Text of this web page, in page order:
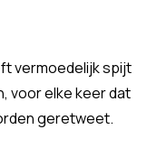
vermoedelijk spijt
voor elke keer dat
geretweet.